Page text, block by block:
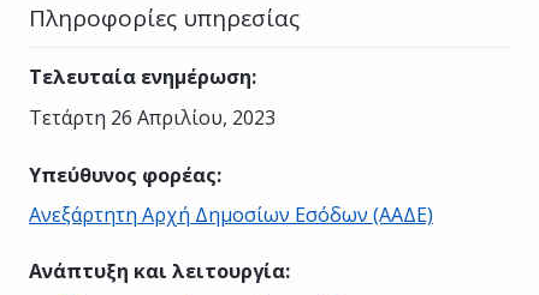
Πληροφορίες υπηρεσίας
Τελευταία ενημέρωση:
Τετάρτη 26 Απριλίου, 2023
Υπεύθυνος φορέας:
Ανεξάρτητη Αρχή Δημοσίων Εσόδων (ΑΑΔΕ)
Ανάπτυξη και λειτουργία: